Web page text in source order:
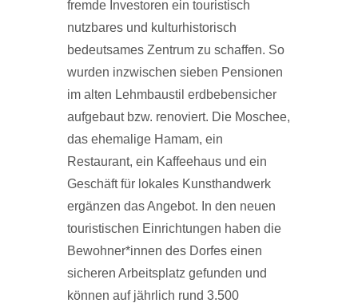
fremde Investoren ein touristisch
nutzbares und kulturhistorisch
bedeutsames Zentrum zu schaffen. So
wurden inzwischen sieben Pensionen
im alten Lehmbaustil erdbebensicher
aufgebaut bzw. renoviert. Die Moschee,
das ehemalige Hamam, ein
Restaurant, ein Kaffeehaus und ein
Geschäft für lokales Kunsthandwerk
ergänzen das Angebot. In den neuen
touristischen Einrichtungen haben die
Bewohner*innen des Dorfes einen
sicheren Arbeitsplatz gefunden und
können auf jährlich rund 3.500